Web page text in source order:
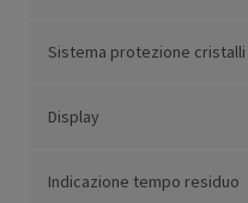
Sistema protezione cristalli
Display
Indicazione tempo residuo